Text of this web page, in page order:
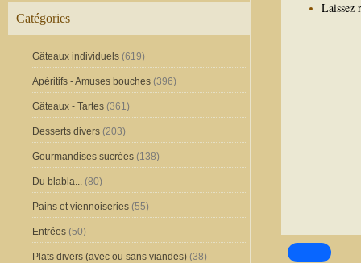
Catégories
Gâteaux individuels (619)
Apéritifs - Amuses bouches (396)
Gâteaux - Tartes (361)
Desserts divers (203)
Gourmandises sucrées (138)
Du blabla... (80)
Pains et viennoiseries (55)
Entrées (50)
Plats divers (avec ou sans viandes) (38)
Laissez